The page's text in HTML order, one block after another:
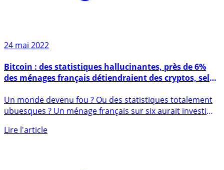
24 mai 2022
des ménages français détiendraient des cryptos, selon
une étude de la BCE
ubuesques ? Un ménage français sur six aurait investi